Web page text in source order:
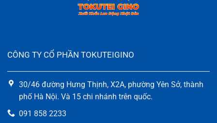
CÔNG TY CỔ PHẦN TOKUTEIGINO
30/46 đường Hưng Thịnh, X2A, phường Yên Sở, thành
phố Hà Nội. Và 15 chi nhánh trên quốc.
091 858 2233